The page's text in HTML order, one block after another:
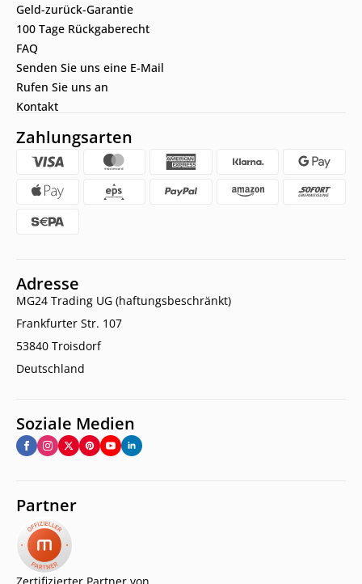
Geld-zurück-Garantie
100 Tage Rückgaberecht
FAQ
Senden Sie uns eine E-Mail
Rufen Sie uns an
Kontakt
Zahlungsarten
Adresse
MG24 Trading UG (haftungsbeschränkt)
Frankfurter Str. 107
53840 Troisdorf
Deutschland
Soziale Medien
Partner